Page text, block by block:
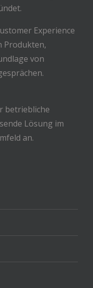
Experience
Produkten,
von
betriebliche
Lösung im
an.